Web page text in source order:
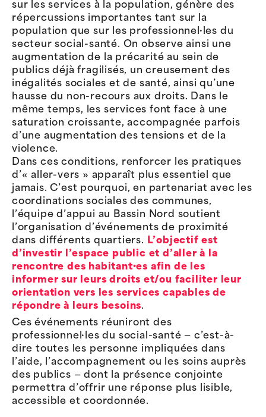
sur les services à la population, génère des
répercussions importantes tant sur la
population que sur les professionnel·les du
secteur social-santé. On observe ainsi une
augmentation de la précarité au sein de
publics déjà fragilisés, un creusement des
inégalités sociales et de santé, ainsi qu’une
hausse du non-recours aux droits. Dans le
même temps, les services font face à une
saturation croissante, accompagnée parfois
d’une augmentation des tensions et de la
violence.
Dans ces conditions, renforcer les pratiques
d’« aller-vers » apparaît plus essentiel que
jamais. C’est pourquoi, en partenariat avec les
coordinations sociales des communes,
l’équipe d’appui au Bassin Nord soutient
l’organisation d’événements de proximité
dans différents quartiers.
L’objectif est
d’investir l’espace public et d’aller à la
rencontre des habitant·es afin de les
informer sur leurs droits et/ou faciliter leur
orientation vers les services capables de
répondre à leurs besoins.
Ces événements réuniront des
professionnel·les du social-santé — c’est-à-
dire toutes les personne impliquées dans
l’aide, l’accompagnement ou les soins auprès
des publics — dont la présence conjointe
permettra d’offrir une réponse plus lisible,
accessible et coordonnée.